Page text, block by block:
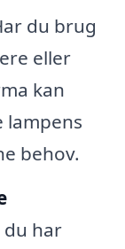
du brug
eller
kan
behov.
du har